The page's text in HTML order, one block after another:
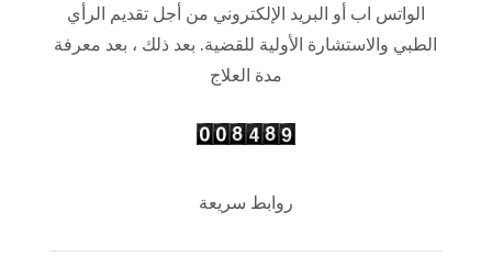
الواتس اب أو البريد الإلكتروني من أجل تقديم الرأي
الطبي والاستشارة الأولية للقضية. بعد ذلك ، بعد معرفة
مدة العلاج
روابط سريعة